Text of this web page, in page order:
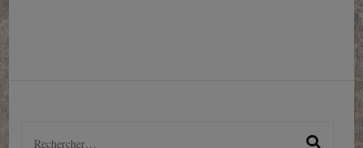
Rechercher :